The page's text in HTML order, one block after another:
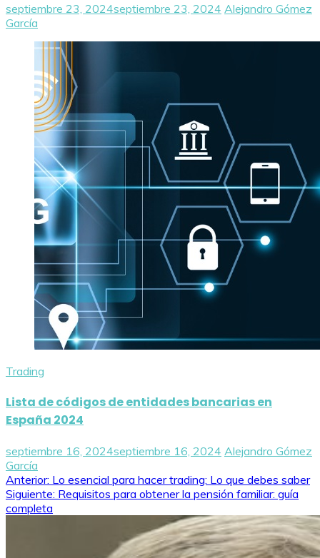
septiembre 23, 2024septiembre 23, 2024 Alejandro Gómez
García
Trading
Lista de códigos de entidades bancarias en
España 2024
septiembre 16, 2024septiembre 16, 2024 Alejandro Gómez
García
Navegación
de
Anterior: Lo esencial para hacer trading: Lo que debes saber
Siguiente: Requisitos para obtener la pensión familiar: guía
completa